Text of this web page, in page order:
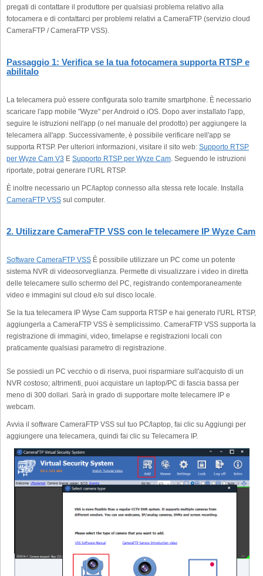
pregati di contattare il produttore per qualsiasi problema relativo alla
fotocamera e di contattarci per problemi relativi a CameraFTP (servizio cloud
CameraFTP / CameraFTP VSS).
Passaggio 1: Verifica se la tua fotocamera supporta RTSP e
abilitalo
La telecamera può essere configurata solo tramite smartphone. È necessario
scaricare l'app mobile "Wyze" per Android o iOS. Dopo aver installato l'app,
seguire le istruzioni nell'app (o nel manuale del prodotto) per aggiungere la
telecamera all'app. Successivamente, è possibile verificare nell'app se
supporta RTSP. Per ulteriori informazioni, visitare il sito web: Supporto RTSP
per Wyze Cam V3 E Supporto RTSP per Wyze Cam. Seguendo le istruzioni
riportate, potrai generare l'URL RTSP.
È inoltre necessario un PC/laptop connesso alla stessa rete locale. Installa
CameraFTP VSS sul computer.
2. Utilizzare CameraFTP VSS con le telecamere IP Wyze Cam
Software CameraFTP VSS È possibile utilizzare un PC come un potente
sistema NVR di videosorveglianza. Permette di visualizzare i video in diretta
delle telecamere sullo schermo del PC, registrando contemporaneamente
video e immagini sul cloud e/o sul disco locale.
Se la tua telecamera IP Wyse Cam supporta RTSP e hai generato l'URL RTSP,
aggiungerla a CameraFTP VSS è semplicissimo. CameraFTP VSS supporta la
registrazione di immagini, video, timelapse e registrazioni locali con
praticamente qualsiasi parametro di registrazione.
Se possiedi un PC vecchio o di riserva, puoi risparmiare sull'acquisto di un
NVR costoso; altrimenti, puoi acquistare un laptop/PC di fascia bassa per
meno di 300 dollari. Sarà in grado di supportare molte telecamere IP e
webcam.
Avvia il software CameraFTP VSS sul tuo PC/laptop, fai clic su Aggiungi per
aggiungere una telecamera, quindi fai clic su Telecamera IP.